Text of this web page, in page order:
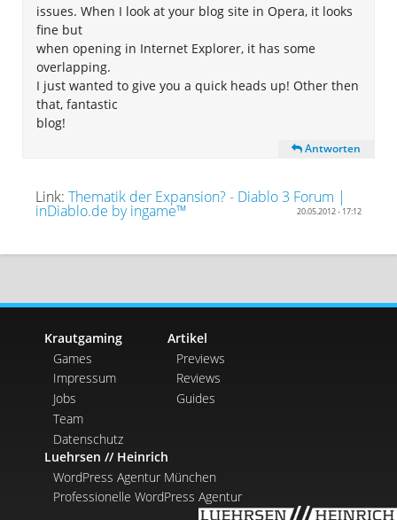
issues. When I look at your blog site in Opera, it looks
fine but
when opening in Internet Explorer, it has some
overlapping.
I just wanted to give you a quick heads up! Other then
that, fantastic
blog!
Antworten
Link: Thematik der Expansion? - Diablo 3 Forum |
inDiablo.de by ingame™ 20.05.2012 - 17:12
Krautgaming
Games
Impressum
Jobs
Team
Datenschutz
Artikel
Previews
Reviews
Guides
Luehrsen // Heinrich
WordPress Agentur München
Professionelle WordPress Agentur